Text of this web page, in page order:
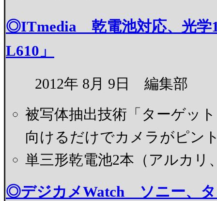
◎ITmedia 乾電池対応、光学
L610」
2012年 8月 9日 編集部
被写体抽出技術「ターゲッ
向けるだけでカメラがピン
単三形乾電池2本（アルカリ
◎デジカメWatch ソニー、タ